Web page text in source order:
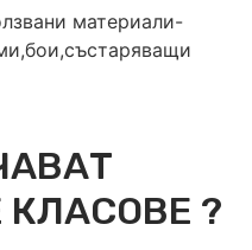
материали-
?